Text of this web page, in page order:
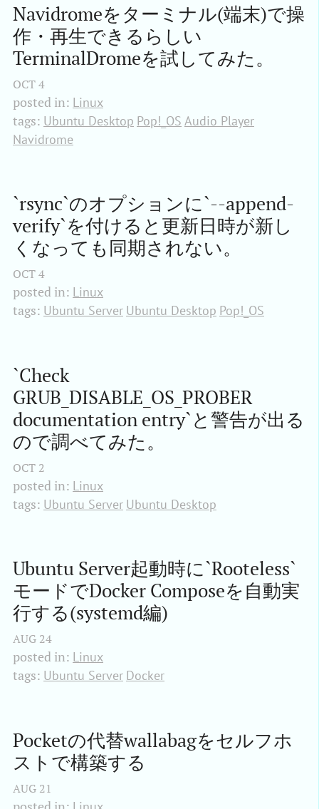
Navidromeをターミナル(端末)で操
作・再生できるらしい
TerminalDromeを試してみた。
OCT4
posted in: Linux
tags: Ubuntu Desktop Pop!_OS Audio Player
Navidrome
`rsync`のオプションに`--append-
verify`を付けると更新日時が新し
くなっても同期されない。
OCT4
posted in: Linux
tags: Ubuntu Server Ubuntu Desktop Pop!_OS
`Check
GRUB_DISABLE_OS_PROBER
documentation entry`と警告が出る
ので調べてみた。
OCT 2
posted in: Linux
tags: Ubuntu Server Ubuntu Desktop
Ubuntu Server起動時に`Rooteless`
モードでDocker Composeを自動実
行する(systemd編)
AUG 24
posted in: Linux
tags: Ubuntu Server Docker
Pocketの代替wallabagをセルフホ
ストで構築する
AUG 21